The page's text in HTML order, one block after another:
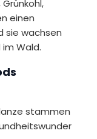
einen
sie wachsen
Wald.
stammen